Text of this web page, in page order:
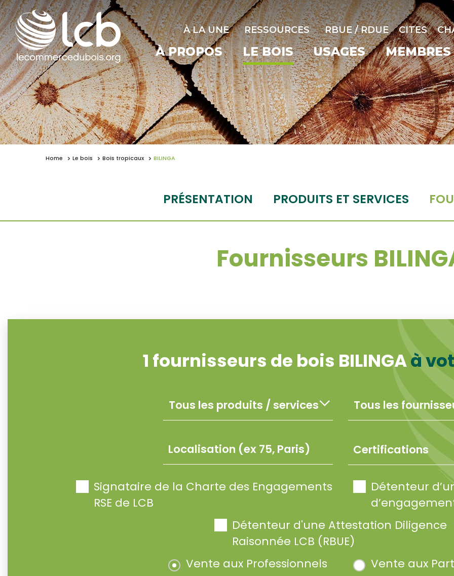
À LA UNE RESSOURCES RBUE / RDUE CITES
À PROPOS LE BOIS USAGES MEMBRES
Home Le bois Bois tropicaux BILINGA
PRÉSENTATION PRODUITS ET SERVICES
Fournisseurs
1 fournisseurs de bois BILINGAà
Certifications
Signataire de la Charte des Engagements
RSE de LCB
Détenteur
Détenteur d'une Attestation Diligence
Raisonnée LCB (RBUE)
Vente aux Professionnels
Vente aux